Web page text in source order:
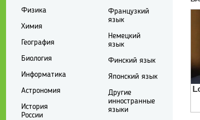
Физика
Химия
География
Биология
Информатика
Астрономия
История
России
Французкий
язык
Немецкий
язык
Финский язык
Японский язык
Другие
инностранные
языки